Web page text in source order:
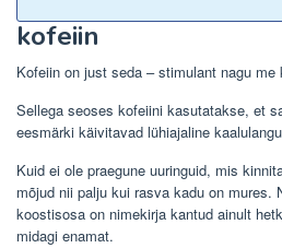
kofeiin
Kofeiin on just seda – stimulant nagu me
Sellega seoses kofeiini kasutatakse, et
eesmärki käivitavad lühiajaline
Kuid ei ole praegune uuringuid, mis
mõjud nii palju kui rasva kadu on mures.
koostisosa on nimekirja kantud ainult
midagi enamat.